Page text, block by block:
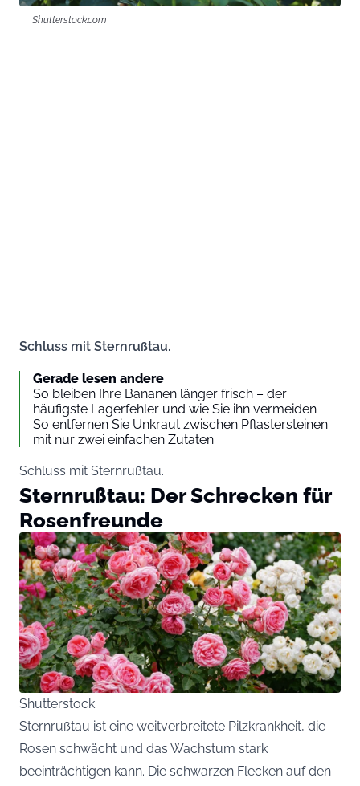
Shutterstock.com
Schluss mit Sternrußtau.
Gerade lesen andere
So bleiben Ihre Bananen länger frisch – der
häufigste Lagerfehler und wie Sie ihn vermeiden
So entfernen Sie Unkraut zwischen Pflastersteinen
mit nur zwei einfachen Zutaten
Schluss mit Sternrußtau.
Sternrußtau: Der Schrecken für
Rosenfreunde
Shutterstock
Sternrußtau ist eine weitverbreitete Pilzkrankheit, die
Rosen schwächt und das Wachstum stark
beeinträchtigen kann. Die schwarzen Flecken auf den